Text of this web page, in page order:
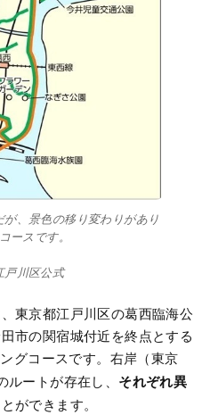
、景色の移り変わりがあり
ースです。
戸川区公式
東京都江戸川区の葛西臨海公
市の関宿城付近を終点とする
グコースです。右岸（東京
ートが存在し、 それぞれ異
ができます。